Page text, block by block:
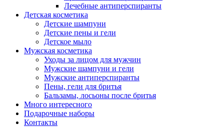
Лечебные антиперспиранты
Детская косметика
Детские шампуни
Детские пены и гели
Детское мыло
Мужская косметика
Уходы за лицом для мужчин
Мужские шампуни и гели
Мужские антиперспиранты
Пены, гели для бритья
Бальзамы, лосьоны после бритья
Много интересного
Подарочные наборы
Контакты